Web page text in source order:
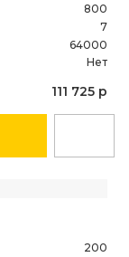
800
7
64000
Нет
111 725 р
200